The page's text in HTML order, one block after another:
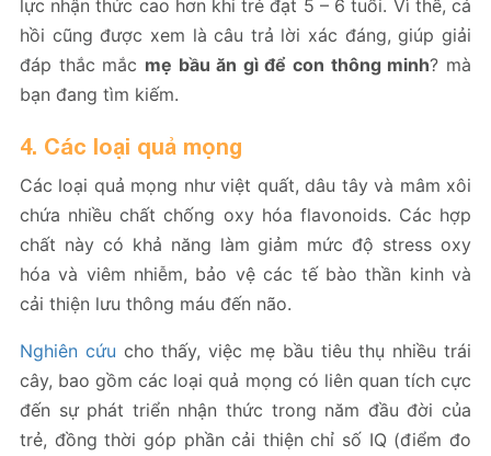
lực nhận thức cao hơn khi trẻ đạt 5 – 6 tuổi. Vì thế, cá
hồi cũng được xem là câu trả lời xác đáng, giúp giải
đáp thắc mắc mẹ bầu ăn gì để con thông minh? mà
bạn đang tìm kiếm.
4. Các loại quả mọng
Các loại quả mọng như việt quất, dâu tây và mâm xôi
chứa nhiều chất chống oxy hóa flavonoids. Các hợp
chất này có khả năng làm giảm mức độ stress oxy
hóa và viêm nhiễm, bảo vệ các tế bào thần kinh và
cải thiện lưu thông máu đến não.
Nghiên cứu cho thấy, việc mẹ bầu tiêu thụ nhiều trái
cây, bao gồm các loại quả mọng có liên quan tích cực
đến sự phát triển nhận thức trong năm đầu đời của
trẻ, đồng thời góp phần cải thiện chỉ số IQ (điểm đo